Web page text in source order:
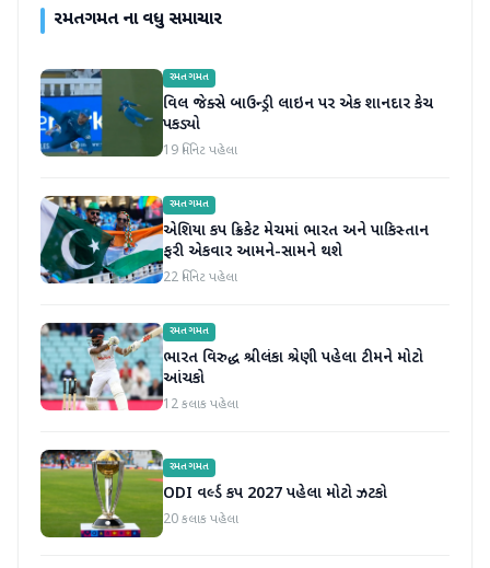
રમતગમતના વધુ સમાચાર
રમતગમત
વિલ જેક્સે બાઉન્ડ્રી લાઇન પર એક શાનદાર કેચ
પકડ્યો
19 મિનિટ પહેલા
રમતગમત
એશિયા કપ ક્રિકેટ મેચમાં ભારત અને પાકિસ્તાન
ફરી એકવાર આમને-સામને થશે
22 મિનિટ પહેલા
રમતગમત
ભારત વિરુદ્ધ શ્રીલંકા શ્રેણી પહેલા ટીમને મોટો
આંચકો
12 કલાક પહેલા
રમતગમત
ODI વર્લ્ડ કપ 2027 પહેલા મોટો ઝટકો
20 કલાક પહેલા